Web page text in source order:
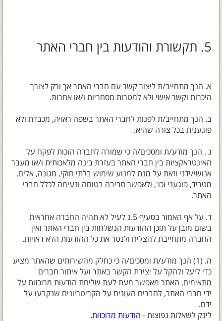
5. תקשורת והודעות בין חברי האתר
א. הנך מתחייב/ת ליצור קשר עם חברי האתר אך ורק לצורך
היכרות וקשר אישי ולא למטרות מסחריות ו/או אחרות.
ב. הנך מתחייב/ת לפנות לחברי האתר בשפה ראויה, מכבדת ולא
פוגענית בכל צורה שהיא.
ג . הנך מודע/ת ומסכים/ה כי שמורה לחברה הזכות לפקח על
האינטראקציות בין חברי האתר בעזרת בינה מלאכותית ו/או מעבר
אנושי/ידני וזאת על מנת למנוע שימוש בלתי חוקי, מגונה, אלים,
מטריד, פוגעני וכו', ולאפשר סביבה בטוחה ונעימה לכלל חברי
האתר.
ד. על אף האמור בסעיף 5.ג לעיל לא תהיה החברה אחראית
בשום מובן על תוכן ההודעות הנשלחות בין חברי האתר ואין
החברה מתחייבת להצליח ולנטר את כל ההודעות הלא ראויות.
ה. (1) הנך מודע/ת ומסכים/ה כי כחלק מהשירותים שהאתר מציע
כדי ליעל ולהקל על יצירת הקשר באתר ועל איתור חברים
מתאימים, האתר מאפשר מעת לעת שליחת הודעות מרוכזות על
ידי חברי האתר, לחברים העונים על הקריטריונים שנקבעו על
ידם.
לינק לשאלות נפוצות - הודעות מרוכזות.